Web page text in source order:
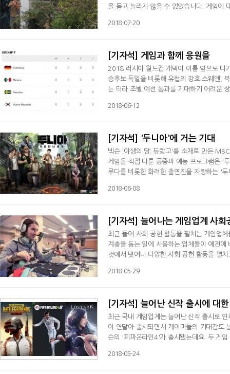
을 듣고 놀라지 않을 수 없었습니다. 게임에
달랐습니다.동남아시아는 청소년 마약 문제
2018-07-20
[기자석] 게임과 함께 응원을
2018 러시아 월드컵 개막이 이틀 앞으로 다
승후보 독일을 비롯해 유럽의 강호 스웨덴,
는 터라 조별 예선 통과를 기대하기 어려운
2018-06-12
[기자석] '두니아'에 거는 기대
넥슨 '야생의 땅: 듀랑고'를 소재로 만든
게임을 직접 다룬 공중파 예능 프로그램은 '
루다를 비롯한 화려한 출연진을 자랑하는 '
2018-06-08
[기자석] 늘어나는 게임업계 사회
최근 들어 사회 공헌 활동을 펼치는 게임업
계층을 돕는 일에 사용하는 업체들이 예전
것에서 벗어나 다양한 사회 공헌 활동을 펼
2018-05-29
[기자석] 늘어난 신작 출시에 대
최근 국내 게임업계는 늘어난 신작 출시로
이 연달아 출시되면서 게이머들의 기대감도
슨의 '피파온라인4'가 출시됐는데요. 두 게
2018-05-24